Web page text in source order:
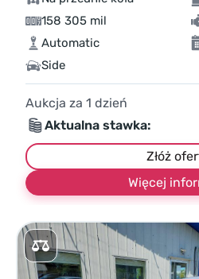
158 305 mil
Automatic
Side
Aukcja za 1 dzień
Aktualna stawka:
Złóż
Więcej